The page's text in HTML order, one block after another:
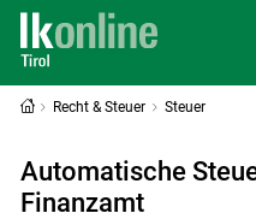
Recht & Steuer Steuer
Automatische
Finanzamt